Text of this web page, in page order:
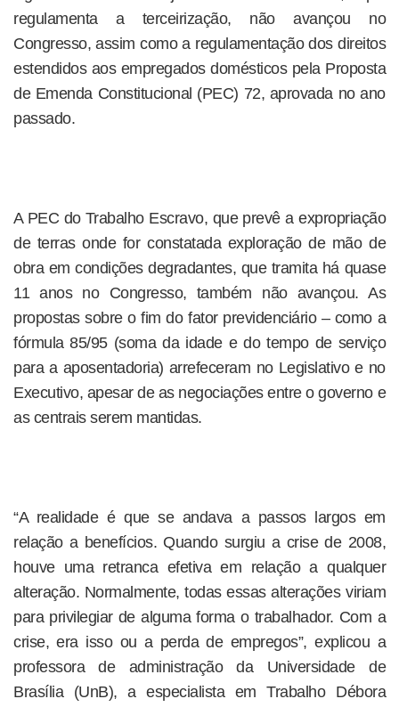
regulamenta a terceirização, não avançou no
Congresso, assim como a regulamentação dos direitos
estendidos aos empregados domésticos pela Proposta
de Emenda Constitucional (PEC) 72, aprovada no ano
passado.
A PEC do Trabalho Escravo, que prevê a expropriação
de terras onde for constatada exploração de mão de
obra em condições degradantes, que tramita há quase
11 anos no Congresso, também não avançou. As
propostas sobre o fim do fator previdenciário – como a
fórmula 85/95 (soma da idade e do tempo de serviço
para a aposentadoria) arrefeceram no Legislativo e no
Executivo, apesar de as negociações entre o governo e
as centrais serem mantidas.
“A realidade é que se andava a passos largos em
relação a benefícios. Quando surgiu a crise de 2008,
houve uma retranca efetiva em relação a qualquer
alteração. Normalmente, todas essas alterações viriam
para privilegiar de alguma forma o trabalhador. Com a
crise, era isso ou a perda de empregos”, explicou a
professora de administração da Universidade de
Brasília (UnB), a especialista em Trabalho Débora